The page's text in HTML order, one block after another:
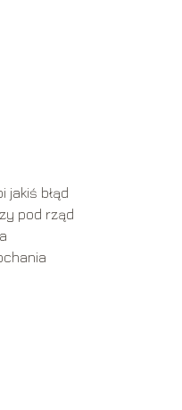
jakiś błąd
pod rząd